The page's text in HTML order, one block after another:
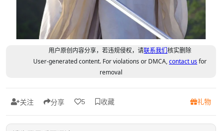
用户原创内容分享，若违规侵权，请联系我们核实删除
User-generated content. For violations or DMCA,contact usfor
removal
关注 分享 5 收藏 礼物